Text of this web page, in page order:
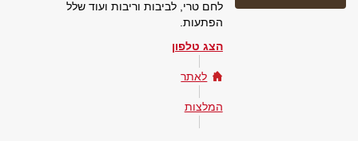
לחם טרי, לביבות וריבות ועוד שלל
הפתעות.
הצג טלפון
לאתר
המלצות